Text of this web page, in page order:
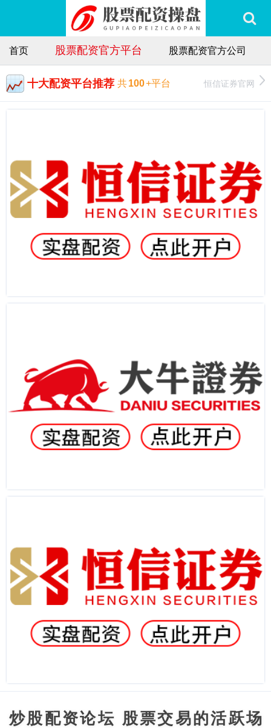
首页 股票配资官方平台 股票配资官方公司
十大配资平台推荐 共100+平台 恒信证券官网
炒股配资论坛 股票交易的活跃场